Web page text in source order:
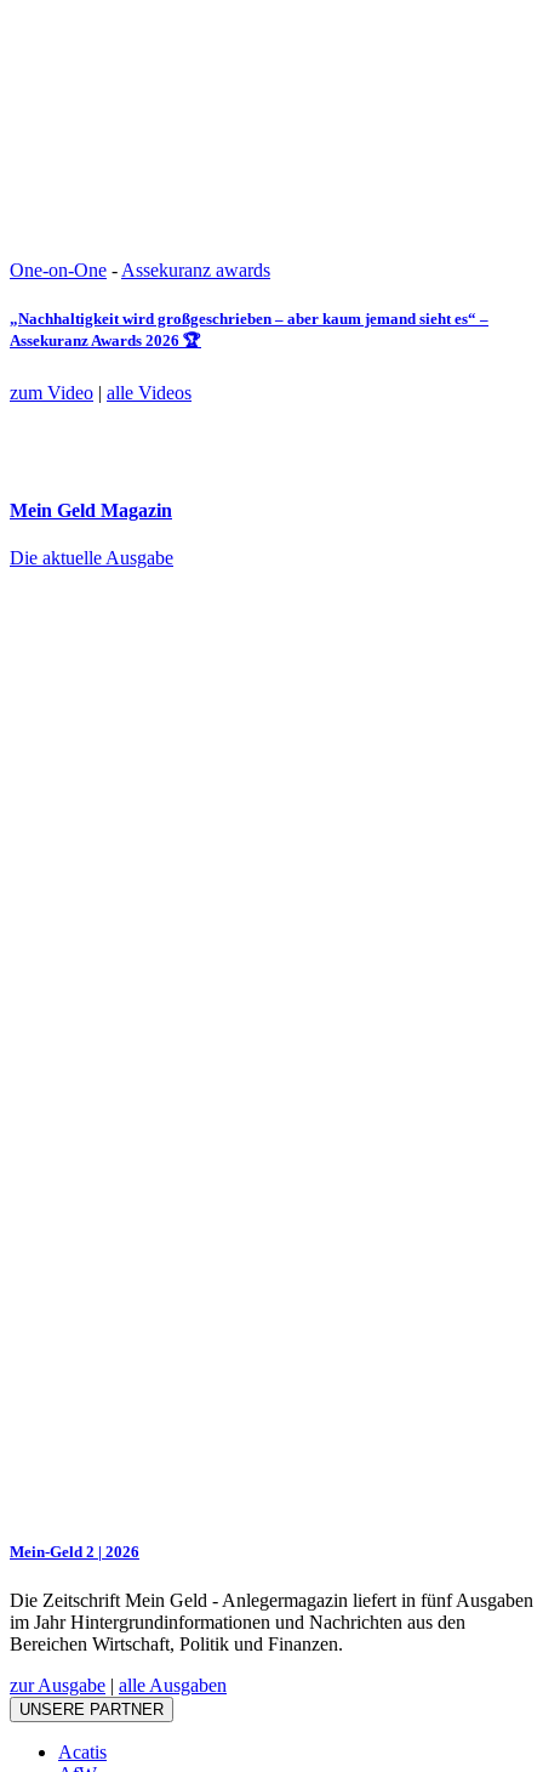
One-on-One - Assekuranz awards
„Nachhaltigkeit wird großgeschrieben – aber kaum jemand sieht es“ –
Assekuranz Awards 2026 🏆
zum Video | alle Videos
Mein Geld Magazin
Die aktuelle Ausgabe
Mein-Geld 2 | 2026
Die Zeitschrift Mein Geld - Anlegermagazin liefert in fünf Ausgaben
im Jahr Hintergrundinformationen und Nachrichten aus den
Bereichen Wirtschaft, Politik und Finanzen.
zur Ausgabe | alle Ausgaben
UNSERE PARTNER
Acatis